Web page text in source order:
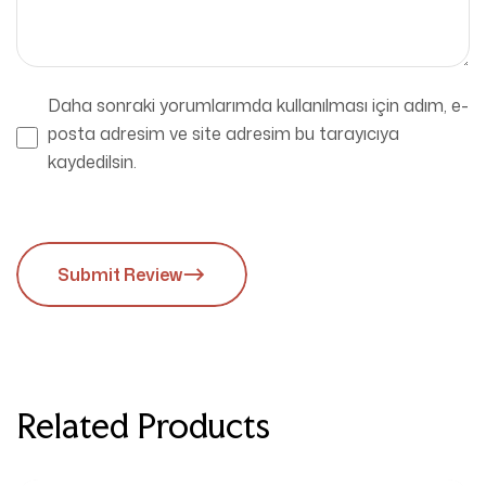
Daha sonraki yorumlarımda kullanılması için adım, e-
posta adresim ve site adresim bu tarayıcıya
kaydedilsin.
Submit Review
Related Products